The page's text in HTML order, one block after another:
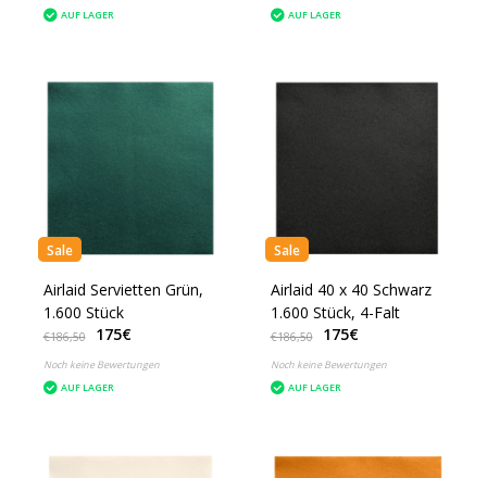
AUF LAGER
AUF LAGER
Sale
Airlaid Servietten Grün,
1.600 Stück
€186,50 175€
Noch keine Bewertungen
AUF LAGER
Sale
Airlaid 40 x 40 Schwarz
1.600 Stück, 4-Falt
€186,50 175€
Noch keine Bewertungen
AUF LAGER